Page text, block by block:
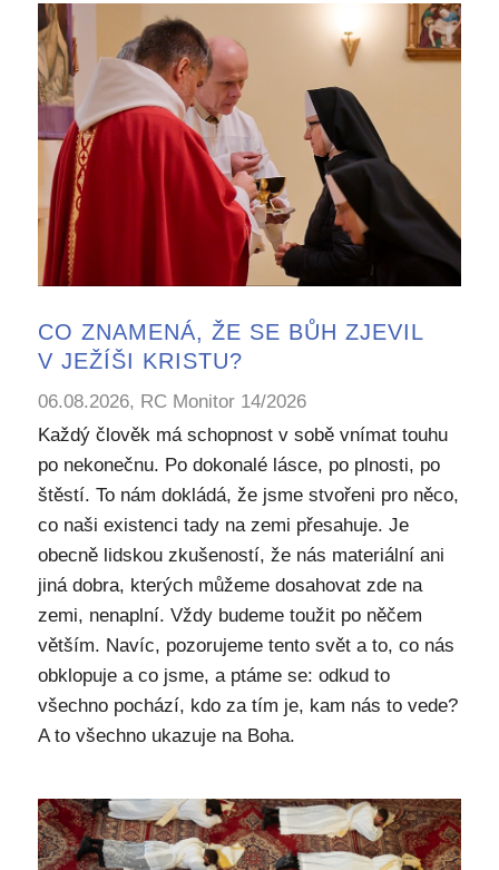
CO ZNAMENÁ, ŽE SE BŮH ZJEVIL
V JEŽÍŠI KRISTU?
06.08.2026, RC Monitor 14/2026
Každý člověk má schopnost v sobě vnímat touhu
po nekonečnu. Po dokonalé lásce, po plnosti, po
štěstí. To nám dokládá, že jsme stvořeni pro něco,
co naši existenci tady na zemi přesahuje. Je
obecně lidskou zkušeností, že nás materiální ani
jiná dobra, kterých můžeme dosahovat zde na
zemi, nenaplní. Vždy budeme toužit po něčem
větším. Navíc, pozorujeme tento svět a to, co nás
obklopuje a co jsme, a ptáme se: odkud to
všechno pochází, kdo za tím je, kam nás to vede?
A to všechno ukazuje na Boha.